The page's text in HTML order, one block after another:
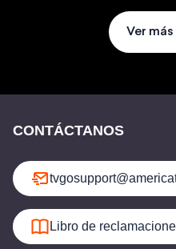
Ver
CONTÁCTANOS
Libro de